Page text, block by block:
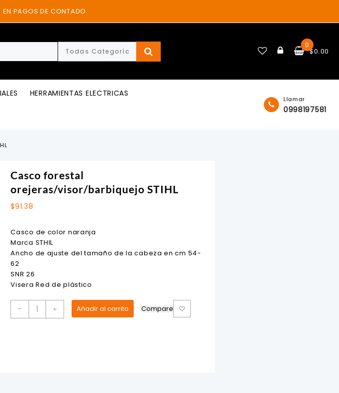
EN PAGOS DE CONTADO
0
$0.00
HERRAMIENTAS ELECTRICAS
Llamar
0998197581
Casco forestal
orejeras/visor/barbiquejo STIHL
$91.38
Casco de color naranja
Marca STHIL
Ancho de ajuste del tamaño de la cabeza en cm 54-
62
SNR 26
Visera Red de plástico
-
Casco
forestal
+ Añadir al carrito Compare